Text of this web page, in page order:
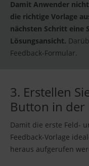
Damit Anwender
die richtige Vorlage
nächsten Schritt eine
Lösungsansicht.
Feedback-Formular.
3. Erstellen
Button in der
Damit die erste Feld-
Feedback-Vorlage
heraus aufgerufen